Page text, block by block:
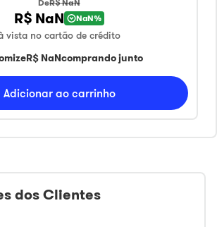
DeR$ NaN
R$ NaN NaN%
vista no cartão de crédito
R$ NaNcomprando junto
Adicionar ao carrinho
dos Clientes